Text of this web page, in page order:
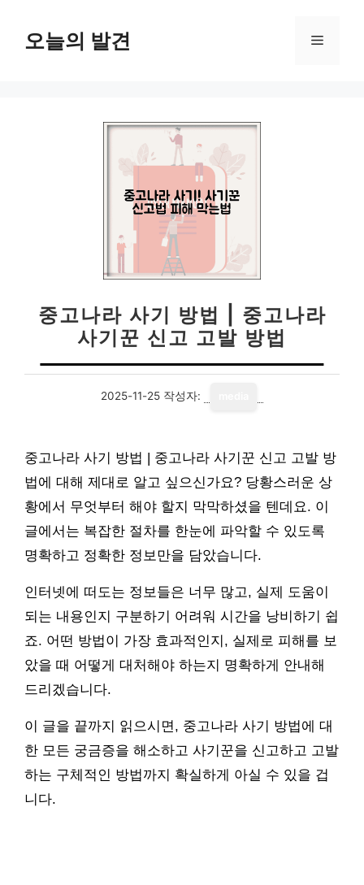
오늘의 발견 메
중고나라 사기 방법 | 중고나라
사기꾼 신고 고발 방법
2025-11-25 작성자:
중고나라 사기 방법 | 중고나라 사기꾼 신고 고발 방
법에 대해 제대로 알고 싶으신가요? 당황스러운 상
황에서 무엇부터 해야 할지 막막하셨을 텐데요. 이
글에서는 복잡한 절차를 한눈에 파악할 수 있도록
명확하고 정확한 정보만을 담았습니다.
인터넷에 떠도는 정보들은 너무 많고, 실제 도움이
되는 내용인지 구분하기 어려워 시간을 낭비하기 쉽
죠. 어떤 방법이 가장 효과적인지, 실제로 피해를 보
았을 때 어떻게 대처해야 하는지 명확하게 안내해
드리겠습니다.
이 글을 끝까지 읽으시면, 중고나라 사기 방법에 대
한 모든 궁금증을 해소하고 사기꾼을 신고하고 고발
하는 구체적인 방법까지 확실하게 아실 수 있을 겁
니다.